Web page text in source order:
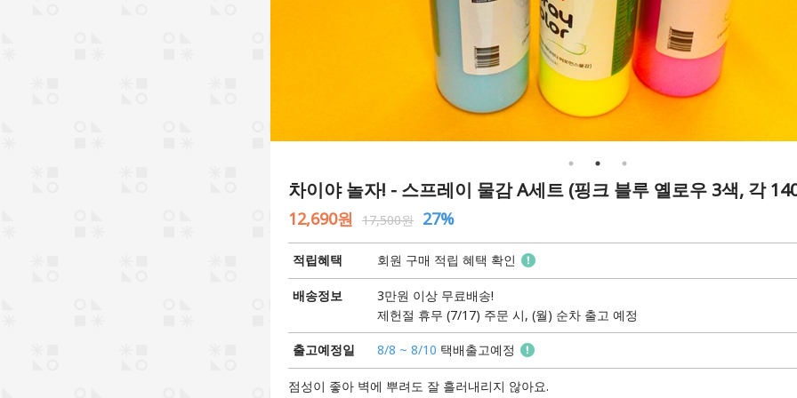
차이야 놀자! - 스프레이 물감 A세트 (핑크 블루 옐로우 3색, 각
12,690원 17,500원 27%
적립혜택 회원 구매 적립 혜택 확인
배송정보
3만원 이상 무료배송!
제헌절 휴무 (7/17) 주문 시, (월) 순차 출고 예정
출고예정일 8/8 ~ 8/10 택배출고예정
점성이 좋아 벽에 뿌려도 잘 흘러내리지 않아요.